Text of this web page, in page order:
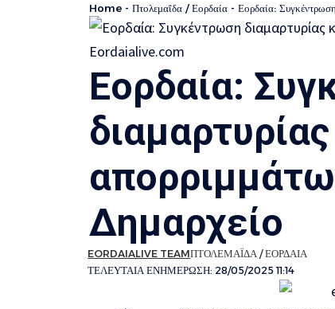
Home - Πτολεμαΐδα / Εορδαία - Εορδαία:
Εορδαία:
Δημαρχείο
ΤΕΛΕΥΤΑΙΑ ΕΝΗΜΕΡΩΣΗ: 28/05/2025 11:14
EORDAIALIVE TEAMΠΤΟΛΕΜΑΪΔΑ / ΕΟΡΔΑΙΑ